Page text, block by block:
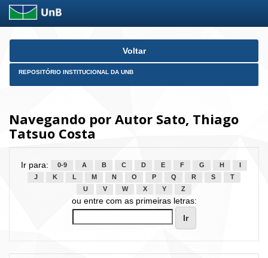
Skip
Voltar
REPOSITÓRIO INSTITUCIONAL DA UNB
Navegando por Autor Sato, Thiago
Tatsuo Costa
Ir para: 0-9 A B C D E F G H
J
K L M N O P Q R S
T
U
V W X Y Z
ou entre com as primeiras letras: